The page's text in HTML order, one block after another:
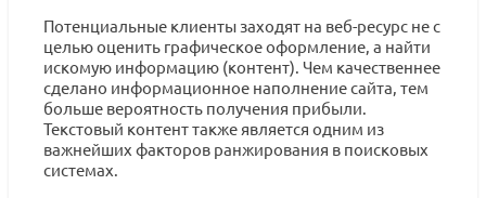
Потенциальные клиенты заходят на веб-ресурс не с
целью оценить графическое оформление, а найти
искомую информацию (контент). Чем качественнее
сделано информационное наполнение сайта, тем
больше вероятность получения прибыли.
Текстовый контент также является одним из
важнейших факторов ранжирования в поисковых
системах.